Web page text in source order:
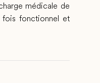
médicale de
fois fonctionnel et